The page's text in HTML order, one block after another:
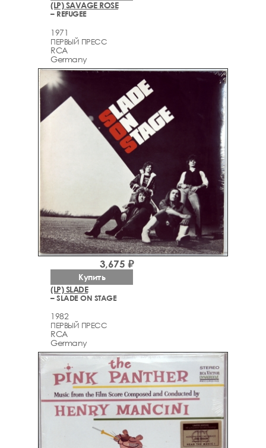
(LP) SAVAGE ROSE
– REFUGEE
1971
ПЕРВЫЙ ПРЕСС
RCA
Germany
(LP) SLADE
– SLADE ON STAGE
1982
ПЕРВЫЙ ПРЕСС
RCA
Germany
3,675 ₽
Купить